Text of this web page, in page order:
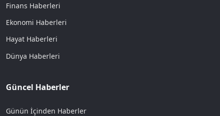
Finans Haberleri
Ekonomi Haberleri
Hayat Haberleri
Dünya Haberleri
Güncel Haberler
Günün İçinden Haberler